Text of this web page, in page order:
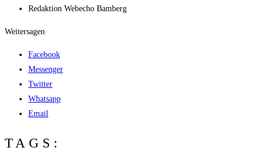
Redak­ti­on Web­echo Bamberg
Weitersagen
Facebook
Messenger
Twitter
Whatsapp
Email
TAGS: